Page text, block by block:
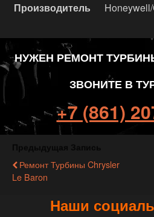
Производитель
НУЖЕН РЕМОНТ
ЗВОНИТЕ В
+7 (861)
Ремонт Турбины Chrysler
Le Baron
Наши